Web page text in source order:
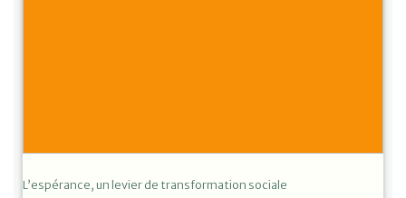
L’espérance, un levier de transformation sociale